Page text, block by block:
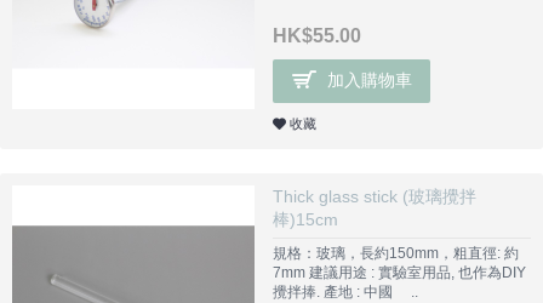
HK$55.00
加入購物車
收藏
Thick glass stick (玻璃攪拌
棒)15cm
規格：玻璃，長約150mm，粗直徑: 約
7mm 建議用途 : 實驗室用品, 也作為DIY
攪拌捧. 產地 : 中國 ..